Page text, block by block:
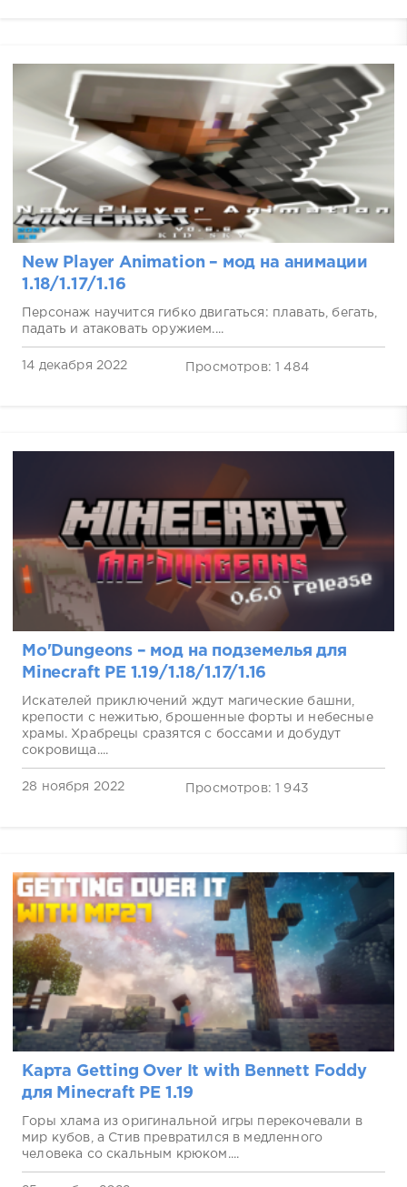
New Player Animation – мод на анимации
1.18/1.17/1.16
Персонаж научится гибко двигаться: плавать, бегать,
падать и атаковать оружием....
14 декабря 2022 Просмотров: 1 484
Mo'Dungeons – мод на подземелья для
Minecraft PE 1.19/1.18/1.17/1.16
Искателей приключений ждут магические башни,
крепости с нежитью, брошенные форты и небесные
храмы. Храбрецы сразятся с боссами и добудут
сокровища....
28 ноября 2022 Просмотров: 1 943
Карта Getting Over It with Bennett Foddy
для Minecraft PE 1.19
Горы хлама из оригинальной игры перекочевали в
мир кубов, а Стив превратился в медленного
человека со скальным крюком....